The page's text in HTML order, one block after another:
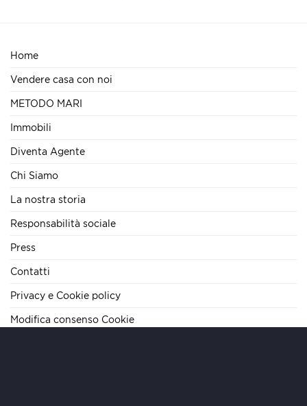
Home
Vendere casa con noi
METODO MARI
Immobili
Diventa Agente
Chi Siamo
La nostra storia
Responsabilità sociale
Press
Contatti
Privacy e Cookie policy
Modifica consenso Cookie